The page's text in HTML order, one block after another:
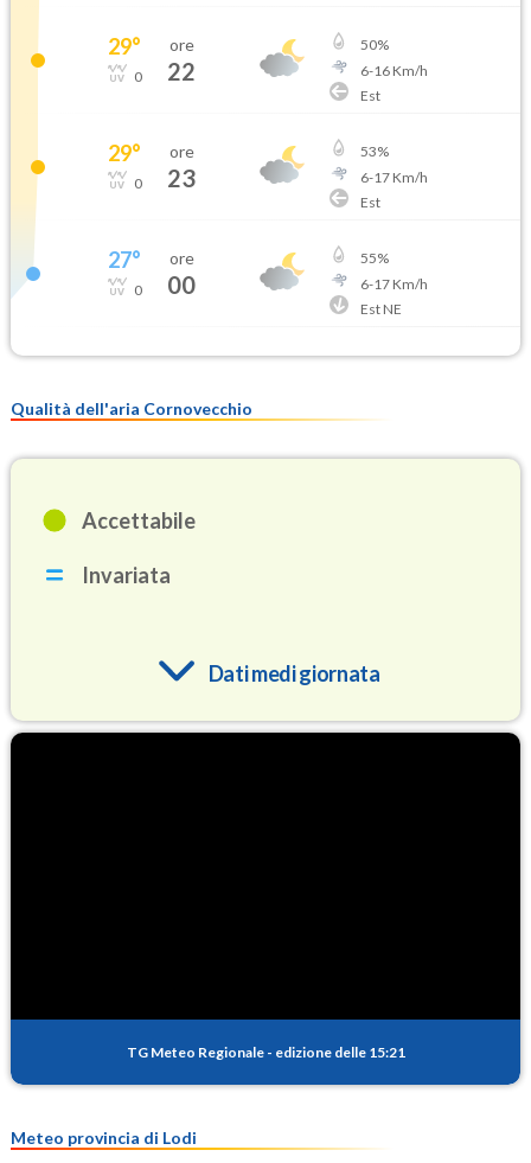
29°
0
ore
22
50%
6-16Km/h
Est
29°
0
ore
23
53%
6-17Km/h
Est
27°
0
ore
00
55%
6-17Km/h
Est NE
Qualità dell'aria Cornovecchio
Accettabile
Invariata
Dati medi giornata
PM25
TG Meteo Regionale - edizione delle 15:21
Meteo provincia di Lodi